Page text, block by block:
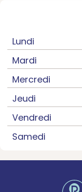
Lundi
Mardi
Mercredi
Jeudi
Vendredi
Samedi